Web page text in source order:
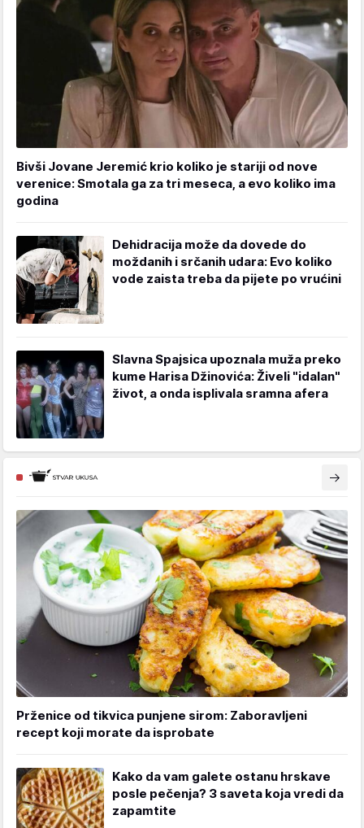
Bivši Jovane Jeremić krio koliko je stariji od nove
verenice: Smotala ga za tri meseca, a evo koliko ima
godina
Dehidracija može da dovede do
moždanih i srčanih udara: Evo koliko
vode zaista treba da pijete po vrućini
Slavna Spajsica upoznala muža preko
kume Harisa Džinovića: Živeli "idalan"
život, a onda isplivala sramna afera
Prženice od tikvica punjene sirom: Zaboravljeni
recept koji morate da isprobate
Kako da vam galete ostanu hrskave
posle pečenja? 3 saveta koja vredi da
zapamtite